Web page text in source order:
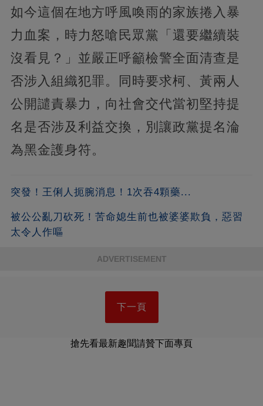
如今這個在地方呼風喚雨的家族捲入暴
力血案，時力怒嗆民眾黨「還要繼續裝
沒看見？」並嚴正呼籲檢警全面清查是
否涉入組織犯罪。同時要求柯、黃兩人
公開譴責暴力，向社會交代當初堅持提
名是否涉及利益交換，別讓政黨提名淪
為黑金護身符。
突發！王俐人扼腕消息！1次吞4顆藥...
被公公亂刀砍死！苦命媳生前也被婆婆欺負，惡習
太令人作嘔
ADVERTISEMENT
下一頁
搶先看最新趣聞請贊下面專頁